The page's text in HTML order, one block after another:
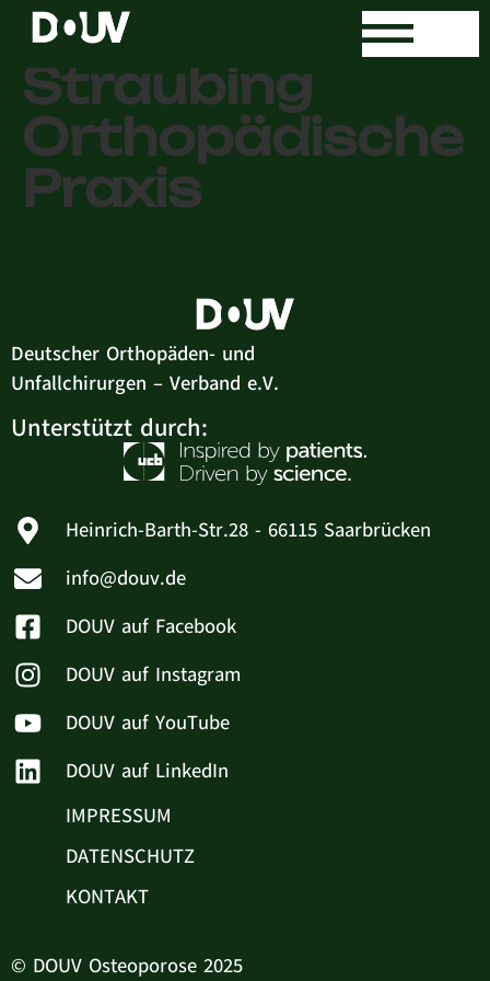
MVZ-Klinik-
Straubing
Orthopädische
Praxis
Deutscher Orthopäden- und
Unfallchirurgen – Verband e.V.
Unterstützt durch:
Heinrich-Barth-Str.28 - 66115 Saarbrücken
info@douv.de
DOUV auf Facebook
DOUV auf Instagram
DOUV auf YouTube
DOUV auf LinkedIn
IMPRESSUM
DATENSCHUTZ
KONTAKT
© DOUV Osteoporose 2025